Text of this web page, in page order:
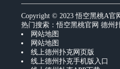
Copyright © 2023 悟空黑桃A官
热门搜索：悟空黑桃官网 德州
网站地图
网站地图
线上德州扑克网页版
线上德州扑克手机版入口